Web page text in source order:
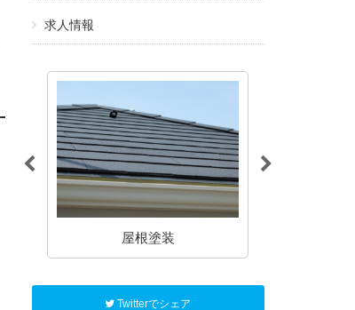
求人情報
屋根塗装
Twitterでシェア